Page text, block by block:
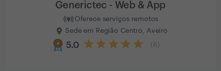
Generictec - Web & App
Oferece serviços remotos
Sede em Região Centro, Aveiro
5.0 6